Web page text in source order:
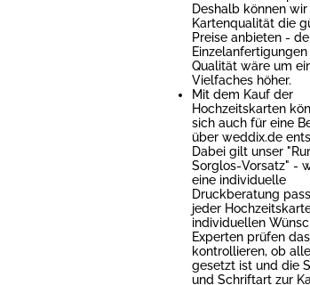
Deshalb können
Kartenqualität die
Preise anbieten -
Qualität wäre um
Vielfaches höher.
Mit dem Kauf der
Hochzeitskarten
sich auch für eine
über weddix.de
Dabei gilt unser
Sorglos-Vorsatz" -
eine individuelle
Druckberatung
jeder
individuellen
Experten prüfen
kontrollieren, ob
gesetzt ist und die
und Schriftart zur